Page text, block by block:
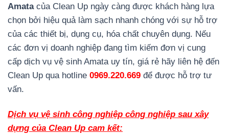
Amatacủa Clean Up ngày càng được khách hàng lựa
chọn bởi hiệu quả làm sạch nhanh chóng với sự hỗ trợ
của các thiết bị, dụng cụ, hóa chất chuyên dụng. Nếu
các đơn vị doanh nghiệp đang tìm kiếm đơn vị cung
cấp dịch vụ vệ sinh Amata uy tín, giá rẻ hãy liên hệ đến
Clean Up qua hotline 0969.220.669 để được hỗ trợ tư
vấn.
Dịch vụ vệ sinh công nghiệp công nghiệp sau xây
dựng của Clean Up cam kết: